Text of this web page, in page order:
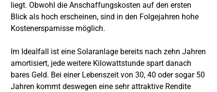
liegt. Obwohl die Anschaffungskosten auf den ersten
Blick als hoch erscheinen, sind in den Folgejahren hohe
Kostenersparnisse möglich.
Im Idealfall ist eine Solaranlage bereits nach zehn Jahren
amortisiert, jede weitere Kilowattstunde spart danach
bares Geld. Bei einer Lebenszeit von 30, 40 oder sogar 50
Jahren kommt deswegen eine sehr attraktive Rendite